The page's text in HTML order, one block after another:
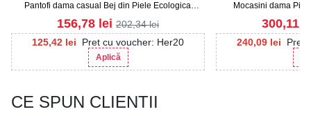
Pantofi dama casual Bej din Piele Ecologica
Intoarsa Liliya2
125,42 lei Pret cu voucher: Her20
Aplică
156,78 lei 202,34lei
Mocasini dama
240,09 lei Pret
300,11
CE SPUN CLIENTII